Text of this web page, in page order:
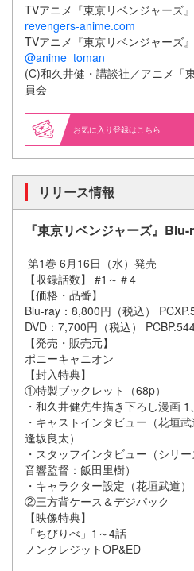
TVアニメ『東京リベンジャーズ
revengers-anime.com
TVアニメ『東京リベンジャーズ
@anime_toman
(C)和久井健・講談社／アニメ「
員会
お気に入り登録はこちら
リリース情報
『東京リベンジャーズ』
第1巻 6月16日（水）発売
【収録話数】 #1～＃4
【価格・品番】
Blu-ray：8,800円（税込）
DVD：7,700円（税込）
【発売・販売元】
ポニーキャニオン
【封入特典】
①特製ブックレット（68p）
・和久井健先生描き下ろし漫画 1
・キャストインタビュー（花垣
逢坂良太）
・スタッフインタビュー（シリ
音響監督：飯田里樹）
・キャラクター設定（花垣武道）
②三方背ケース＆デジパック
【映像特典】
「ちびりべ」1～4話
ノンクレジットOP&ED